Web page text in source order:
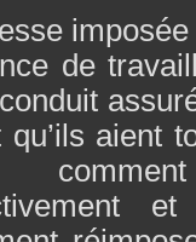
de
qu’ils aient